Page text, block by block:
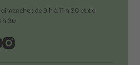
: de 9 h à 11 h 30 et de
h 30